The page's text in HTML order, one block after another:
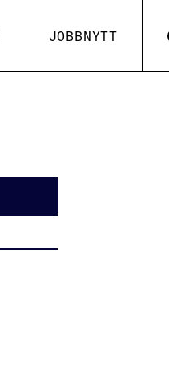
JOBBNYTT